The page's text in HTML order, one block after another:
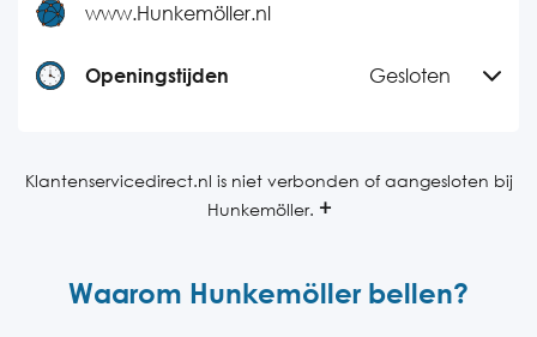
www.Hunkemöller.nl
Openingstijden Gesloten
Dinsdag
09:00-20:00
Vrijdag
09:00-20:00
Klantenservicedirect.nl is niet verbonden of aangesloten bij
Hunkemöller.
Waarom Hunkemöller bellen?